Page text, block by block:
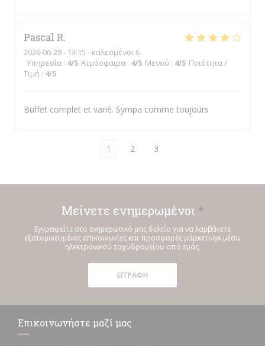
Pascal R
2026-06-28- 13:15 - καλεσμένοι 6
Υπηρεσία : 4/5 Ατμόσφαιρα : 4/5 Μενού : 4/5 Ποιότητα /
Τιμή : 4/5
Buffet complet et varié. Sympa comme toujours
1 2 3
Μείνετε ενημερωμένοι *
Εγγραφείτε στο ενημερωτικό μας δελτίο για να λαμβάνετε
εξατομικευμένες επικοινωνίες και προσφορές μάρκετινγκ μέσω
ηλεκτρονικού ταχυδρομείου από εμάς.
ΕΓΓΡΑΦΉ
Επικοινωνήστε μαζί μας